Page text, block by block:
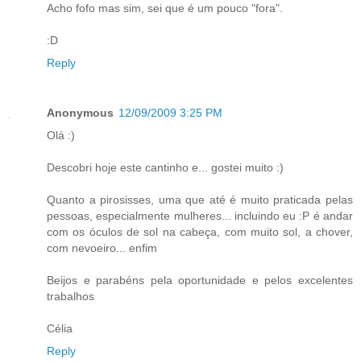
Acho fofo mas sim, sei que é um pouco "fora".
:D
Reply
Anonymous 12/09/2009 3:25 PM
Olá :)
Descobri hoje este cantinho e... gostei muito :)
Quanto a pirosisses, uma que até é muito praticada pelas
pessoas, especialmente mulheres... incluindo eu :P é andar
com os óculos de sol na cabeça, com muito sol, a chover,
com nevoeiro... enfim
Beijos e parabéns pela oportunidade e pelos excelentes
trabalhos
Célia
Reply